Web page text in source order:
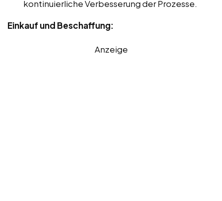
kontinuierliche Verbesserung der Prozesse.
Einkauf und Beschaffung:
Anzeige